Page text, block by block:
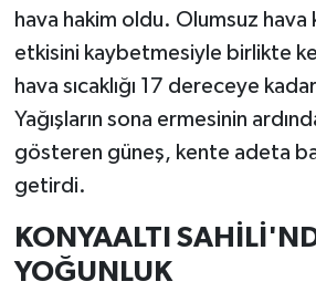
hava hakim oldu. Olumsuz hava
etkisini kaybetmesiyle birlikte
hava sıcaklığı 17 dereceye
Yağışların sona ermesinin
gösteren güneş, kente adeta
getirdi.
KONYAALTI
YOĞUNLUK